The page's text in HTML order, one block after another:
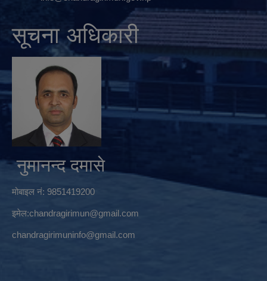
सूचना अधिकारी
नुमानन्द दमासे
मोबाइल नं: 9851419200
इमेल:chandragirimun@gmail.com
chandragirimuninfo@gmail.com